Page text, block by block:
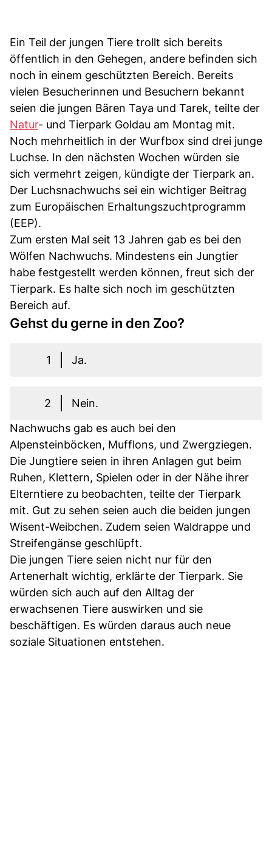
Ein Teil der jungen Tiere trollt sich bereits
öffentlich in den Gehegen, andere befinden sich
noch in einem geschützten Bereich. Bereits
vielen Besucherinnen und Besuchern bekannt
seien die jungen Bären Taya und Tarek, teilte der
Natur- und Tierpark Goldau am Montag mit.
Noch mehrheitlich in der Wurfbox sind drei junge
Luchse. In den nächsten Wochen würden sie
sich vermehrt zeigen, kündigte der Tierpark an.
Der Luchsnachwuchs sei ein wichtiger Beitrag
zum Europäischen Erhaltungszuchtprogramm
(EEP).
Zum ersten Mal seit 13 Jahren gab es bei den
Wölfen Nachwuchs. Mindestens ein Jungtier
habe festgestellt werden können, freut sich der
Tierpark. Es halte sich noch im geschützten
Bereich auf.
Gehst du gerne in den Zoo?
1 Ja.
2
Nein.
Nachwuchs gab es auch bei den
Alpensteinböcken, Mufflons, und Zwergziegen.
Die Jungtiere seien in ihren Anlagen gut beim
Ruhen, Klettern, Spielen oder in der Nähe ihrer
Elterntiere zu beobachten, teilte der Tierpark
mit. Gut zu sehen seien auch die beiden jungen
Wisent-Weibchen. Zudem seien Waldrappe und
Streifengänse geschlüpft.
Die jungen Tiere seien nicht nur für den
Artenerhalt wichtig, erklärte der Tierpark. Sie
würden sich auch auf den Alltag der
erwachsenen Tiere auswirken und sie
beschäftigen. Es würden daraus auch neue
soziale Situationen entstehen.